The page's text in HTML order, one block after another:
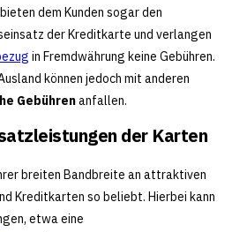
dem Kunden sogar den
der Kreditkarte und verlangen
in Fremdwährung keine Gebühren.
können jedoch mit anderen
Gebührenanfallen.
der Karten
breiten Bandbreite an attraktiven
Kreditkarten so beliebt. Hierbei kann
etwa eine